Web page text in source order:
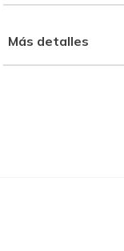
Más detalles